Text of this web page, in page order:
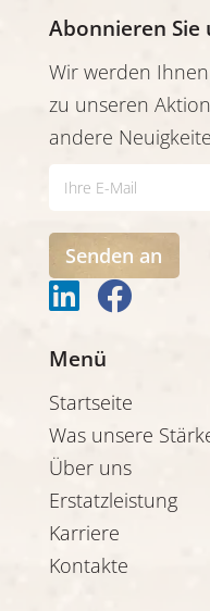
Abonnieren
Wir werden
zu unseren
andere
a
l
*
Senden an
 
Menü
Startseite
Was unsere
Über uns
Erstatzleistung
Karriere
Kontakte